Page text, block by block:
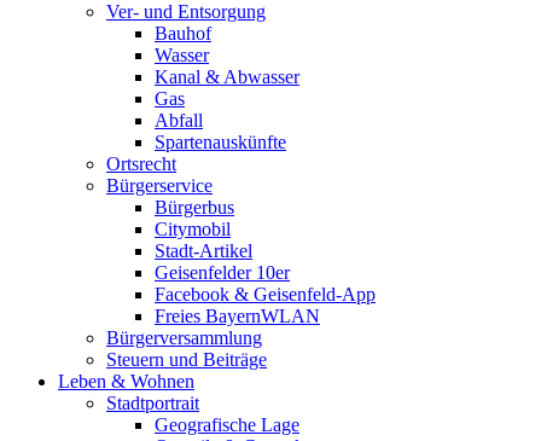
Ver- und Entsorgung
Bauhof
Wasser
Kanal & Abwasser
Gas
Abfall
Spartenauskünfte
Ortsrecht
Bürgerservice
Bürgerbus
Citymobil
Stadt-Artikel
Geisenfelder 10er
Facebook & Geisenfeld-App
Freies BayernWLAN
Bürgerversammlung
Steuern und Beiträge
Leben & Wohnen
Stadtportrait
Geografische Lage